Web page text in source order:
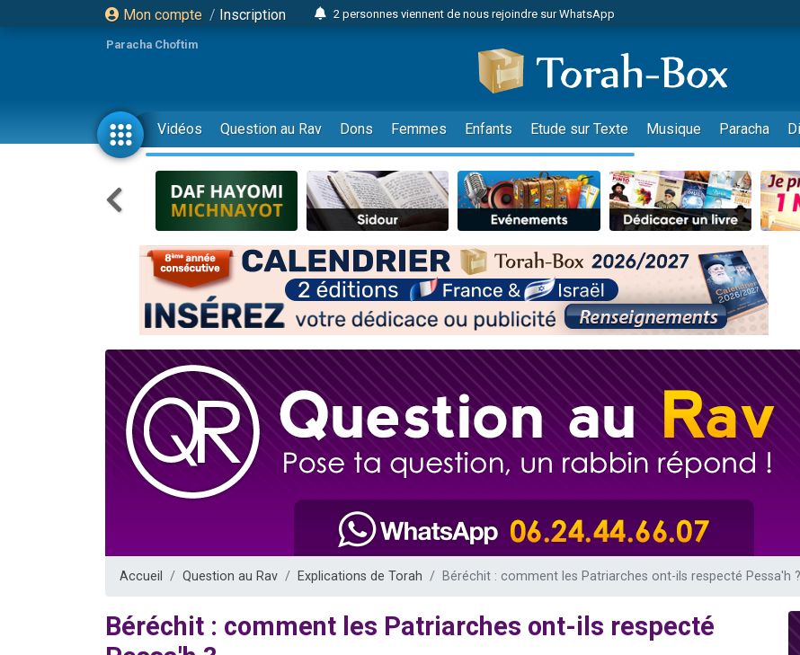
Mon compte / Inscription
2 personnes viennent de nous rejoindre sur WhatsApp
3 personnes viennent de faire un don pour Événements Torah-Box
2 personnes viennent de faire un don pour Tsédaka : pauvres d'Israel
3 personnes viennent de nous rejoindre sur WhatsApp
11 personnes viennent de demander une bénédiction
3 personnes viennent de faire un don pour Diane, 80 ans, dans un appartement
Il reste 49 places pour étudier en groupe sur Zoom
2 personnes viennent de nous rejoindre sur WhatsApp
29 personnes viennent de demander une bénédiction
Il reste 49 places pour étudier en groupe sur Zoom
2 personnes viennent de nous rejoindre sur WhatsApp
6 personnes viennent de nous rejoindre sur WhatsApp
4 personnes viennent de faire un don pour Reloger Rivka, 6 enfants, victime de
2 personnes viennent de faire un don pour 1 Journée de Vacances Pour les Enfants
17 personnes viennent de demander une bénédiction
Il reste 49 places pour étudier en groupe sur Zoom
Eva vient de donner son Maasser
Eli vient de donner son Maasser
Paracha Choftim
Vidéos Question au Rav Dons Femmes Enfants Etude sur Texte Musique Paracha
Accueil Question au Rav Explications de Torah Béréchit : comment les Patriarches ont-ils respecté Pessa'h ?
Béréchit : comment les Patriarches ont-ils respecté